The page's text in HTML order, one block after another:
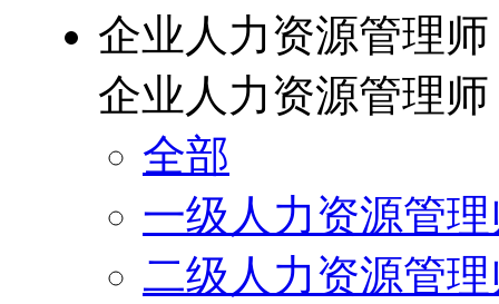
企业人力资源管理师
企业人力资源管理师
全部
一级人力资源管
二级人力资源管